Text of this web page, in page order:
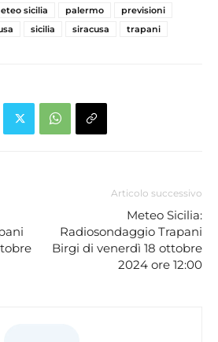
sicilia palermo
previsioni
sicilia siracusa trapani
Articolo successivo
Meteo Sicilia:
Radiosondaggio Trapani
Birgi di venerdì 18 ottobre
2024 ore 12:00